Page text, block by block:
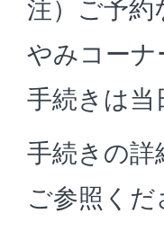
注）ご予約
やみコー
手続きは当
手続きの
ご参照くだ